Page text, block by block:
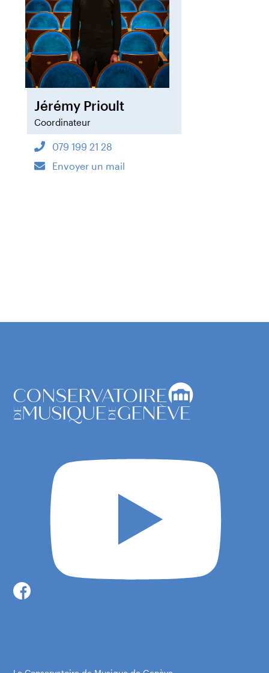
Jérémy Prioult
Coordinateur
079 199 21 28
Envoyer un mail